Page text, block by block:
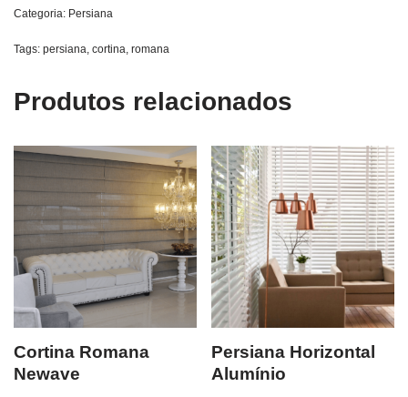
Categoria: Persiana
Tags: persiana, cortina, romana
Produtos relacionados
Cortina Romana
Newave
Persiana Horizontal
Alumínio